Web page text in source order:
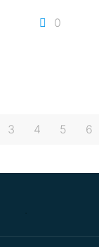
0
3 4 5 6